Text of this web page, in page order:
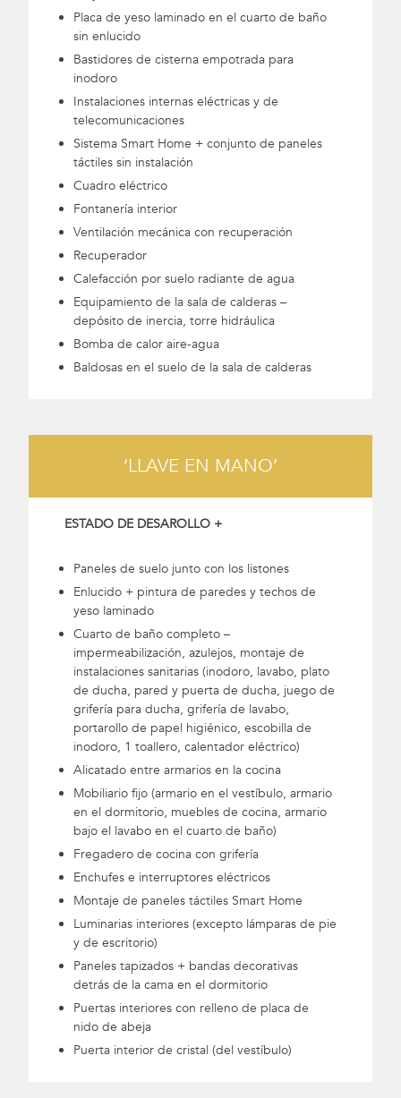
Placa de yeso laminado en el cuarto de baño
sin enlucido
Bastidores de cisterna empotrada para
inodoro
Instalaciones internas eléctricas y de
telecomunicaciones
Sistema Smart Home + conjunto de paneles
táctiles sin instalación
Cuadro eléctrico
Fontanería interior
Ventilación mecánica con recuperación
Recuperador
Calefacción por suelo radiante de agua
Equipamiento de la sala de calderas –
depósito de inercia, torre hidráulica
Bomba de calor aire-agua
Baldosas en el suelo de la sala de calderas
‘LLAVE EN MANO’
ESTADO DE DESAROLLO +
Paneles de suelo junto con los listones
Enlucido + pintura de paredes y techos de
yeso laminado
Cuarto de baño completo –
impermeabilización, azulejos, montaje de
instalaciones sanitarias (inodoro, lavabo, plato
de ducha, pared y puerta de ducha, juego de
grifería para ducha, grifería de lavabo,
portarollo de papel higiénico, escobilla de
inodoro, 1 toallero, calentador eléctrico)
Alicatado entre armarios en la cocina
Mobiliario fijo (armario en el vestíbulo, armario
en el dormitorio, muebles de cocina, armario
bajo el lavabo en el cuarto de baño)
Fregadero de cocina con grifería
Enchufes e interruptores eléctricos
Montaje de paneles táctiles Smart Home
Luminarias interiores (excepto lámparas de pie
y de escritorio)
Paneles tapizados + bandas decorativas
detrás de la cama en el dormitorio
Puertas interiores con relleno de placa de
nido de abeja
Puerta interior de cristal (del vestíbulo)